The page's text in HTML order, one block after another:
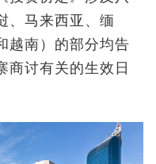
、马来西亚、缅
越南）的部分均告
商讨有关的生效日